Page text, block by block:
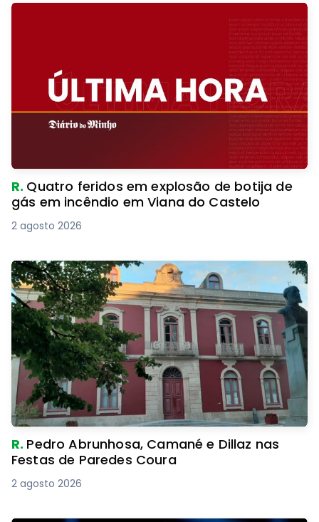
R. Quatro feridos em explosão de botija de
gás em incêndio em Viana do Castelo
2 agosto 2026
R. Pedro Abrunhosa, Camané e Dillaz nas
Festas de Paredes Coura
2 agosto 2026